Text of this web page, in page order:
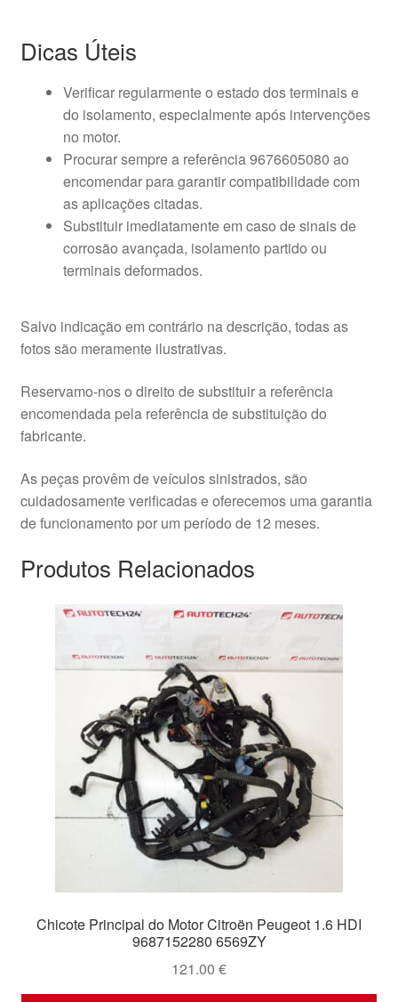
Dicas Úteis
Verificar regularmente o estado dos terminais e
do isolamento, especialmente após intervenções
no motor.
Procurar sempre a referência 9676605080 ao
encomendar para garantir compatibilidade com
as aplicações citadas.
Substituir imediatamente em caso de sinais de
corrosão avançada, isolamento partido ou
terminais deformados.
Salvo indicação em contrário na descrição, todas as
fotos são meramente ilustrativas.
Reservamo-nos o direito de substituir a referência
encomendada pela referência de substituição do
fabricante.
As peças provêm de veículos sinistrados, são
cuidadosamente verificadas e oferecemos uma garantia
de funcionamento por um período de 12 meses.
Produtos Relacionados
Chicote Principal do Motor Citroën Peugeot 1.6 HDI
9687152280 6569ZY
121.00 €